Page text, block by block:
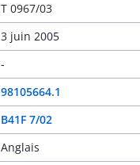
T 0967/03
3 juin 2005
-
98105664.1
B41F 7/02
Anglais